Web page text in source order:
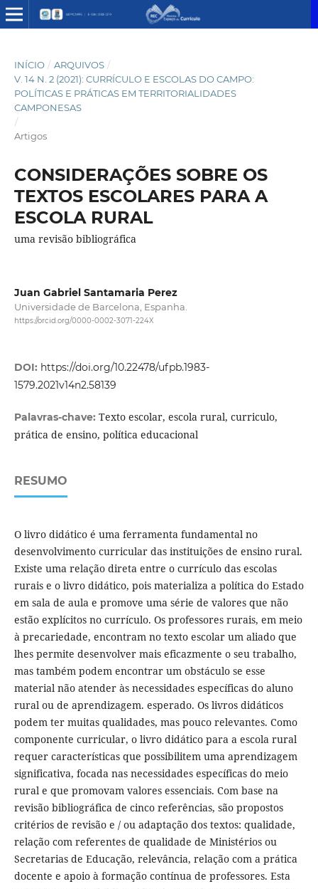
INÍCIO / ARQUIVOS /
V. 14 N. 2 (2021): CURRÍCULO E ESCOLAS DO CAMPO:
POLÍTICAS E PRÁTICAS EM TERRITORIALIDADES
CAMPONESAS
/
Artigos
CONSIDERAÇÕES SOBRE OS
TEXTOS ESCOLARES PARA A
ESCOLA RURAL
uma revisão bibliográfica
Juan Gabriel Santamaria Perez
Universidade de Barcelona, Espanha.
https://orcid.org/0000-0002-3071-224X
DOI: https://doi.org/10.22478/ufpb.1983-
1579.2021v14n2.58139
Palavras-chave: Texto escolar, escola rural, curriculo,
prática de ensino, política educacional
RESUMO
O livro didático é uma ferramenta fundamental no
desenvolvimento curricular das instituições de ensino rural.
Existe uma relação direta entre o currículo das escolas
rurais e o livro didático, pois materializa a política do Estado
em sala de aula e promove uma série de valores que não
estão explícitos no currículo. Os professores rurais, em meio
à precariedade, encontram no texto escolar um aliado que
lhes permite desenvolver mais eficazmente o seu trabalho,
mas também podem encontrar um obstáculo se esse
material não atender às necessidades específicas do aluno
rural ou de aprendizagem. esperado. Os livros didáticos
podem ter muitas qualidades, mas pouco relevantes. Como
componente curricular, o livro didático para a escola rural
requer características que possibilitem uma aprendizagem
significativa, focada nas necessidades específicas do meio
rural e que promovam valores essenciais. Com base na
revisão bibliográfica de cinco referências, são propostos
critérios de revisão e / ou adaptação dos textos: qualidade,
relação com referentes de qualidade de Ministérios ou
Secretarias de Educação, relevância, relação com a prática
docente e apoio à formação contínua de professores. Esta